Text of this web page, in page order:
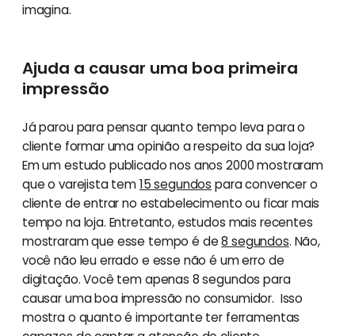
imagina.
Ajuda a causar uma boa primeira
impressão
Já parou para pensar quanto tempo leva para o
cliente formar uma opinião a respeito da sua loja?
Em um estudo publicado nos anos 2000 mostraram
que o varejista tem15 segundos para convencer o
cliente de entrar no estabelecimento ou ficar mais
tempo na loja. Entretanto, estudos mais recentes
mostraram que esse tempo é de8 segundos. Não,
você não leu errado e esse não é um erro de
digitação. Você tem apenas 8 segundos para
causar uma boa impressão no consumidor. Isso
mostra o quanto é importante ter ferramentas